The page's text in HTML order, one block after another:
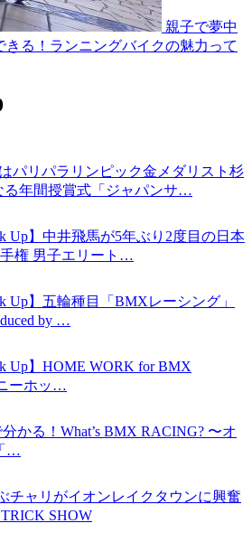
親子で夢中
きる！ランニングバイクの魅力って
パリパラリンピック金メダリスト杉
る年間授賞式「ジャパンサ…
Up】中井飛馬が5年ぶり2度目の日本
権 男子エリート…
Up】五輪種目「BMXレーシング」
by …
Up】HOME WORK for BMX
ーホッ…
かる！What’s BMX RACING? 〜オ
…
チャリがイオンレイクタウンに興奮
SHOW